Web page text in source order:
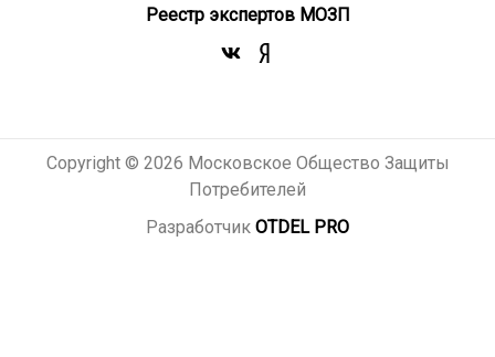
Реестр экcпертов МОЗП
Copyright © 2026 Московское Общество Защиты
Потребителей
Разработчик OTDEL PRO